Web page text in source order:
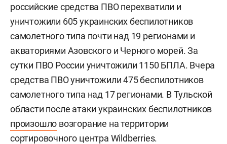
российские средства ПВО перехватили и
уничтожили 605 украинских беспилотников
самолетного типа почти над 19 регионами и
акваториями Азовского и Черного морей. За
сутки ПВО России уничтожили 1150 БПЛА. Вчера
средства ПВО уничтожили 475 беспилотников
самолетного типа над 17 регионами. В Тульской
области после атаки украинских беспилотников
произошло возгорание на территории
сортировочного центра Wildberries.